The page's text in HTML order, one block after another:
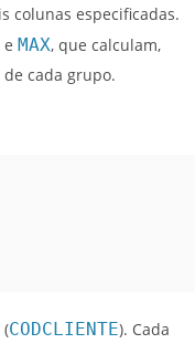
colunas especificadas.
e MAX, que calculam,
cada grupo.
CODCLIENTE). Cada